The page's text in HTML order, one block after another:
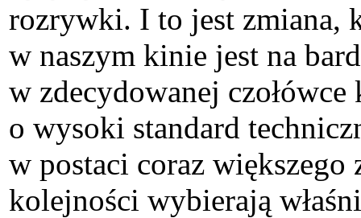
rozrywki. I to jest zmiana,
w naszym kinie jest na
w zdecydowanej
o wysoki standard
w postaci coraz
kolejności wybierają